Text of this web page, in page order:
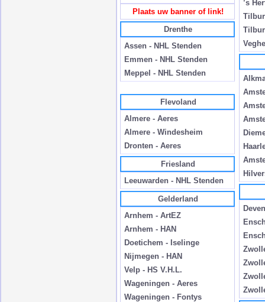
Plaats uw banner of link!
Drenthe
Assen - NHL Stenden
Emmen - NHL Stenden
Meppel - NHL Stenden
Flevoland
Almere - Aeres
Almere - Windesheim
Dronten - Aeres
Friesland
Leeuwarden - NHL Stenden
Gelderland
Arnhem - ArtEZ
Arnhem - HAN
Doetichem - Iselinge
Nijmegen - HAN
Velp - HS V.H.L.
Wageningen - Aeres
Wageningen - Fontys
’s